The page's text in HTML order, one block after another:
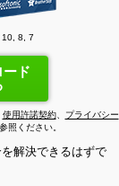
10, 8, 7
ード
使用許諾契約、
プライバシー
照ください。
解決できるはずで